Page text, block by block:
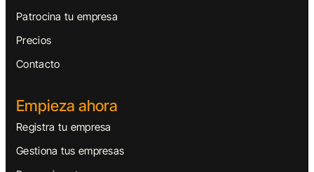
Patrocina tu empresa
Precios
Contacto
Empieza ahora
Registra tu empresa
Gestiona tus empresas